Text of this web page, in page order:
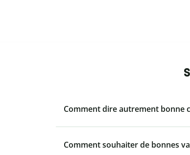
Comment dire autrement bonne
Comment souhaiter de bonnes